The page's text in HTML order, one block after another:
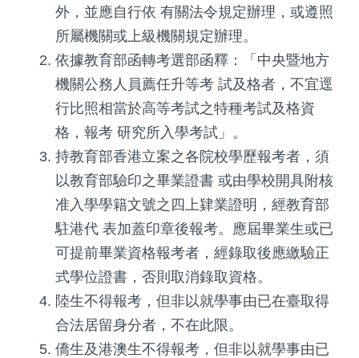
外，並應自行依 有關法令規定辦理，或遵照
所屬機關或上級機關規定辦理。
依據教育部函轉考選部函釋：「中央暨地方
機關公務人員薦任升等考 試及格者，不宜逕
行比照相當於高等考試之特種考試及格資
格，報考 研究所入學考試」。
持教育部香港立案之各院校學歷報考者，須
以教育部驗印之畢業證書 或由學校開具附核
准入學學籍文號之四上肄業證明，經教育部
駐港代 表加蓋印章後報考。應屆畢業生或已
可提前畢業資格報考者，經錄取後應繳驗正
式學位證書，否則取消錄取資格。
陸生不得報考，但非以就學事由已在臺取得
合法居留身分者，不在此限。
僑生及港澳生不得報考，但非以就學事由已